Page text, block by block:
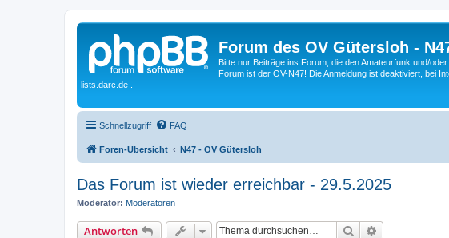
Forum des OV Gütersloh -
Bitte nur Beiträge ins Forum, die den Amateurfunk und/
Forum ist der OV-N47! Die Anmeldung ist deaktiviert, bei
lists.darc.de .
Schnellzugriff FAQ
Foren-Übersicht N47 - OV Gütersloh
Das Forum ist wieder erreichbar - 29.5.2025
Moderator: Moderatoren
Antworten Suche